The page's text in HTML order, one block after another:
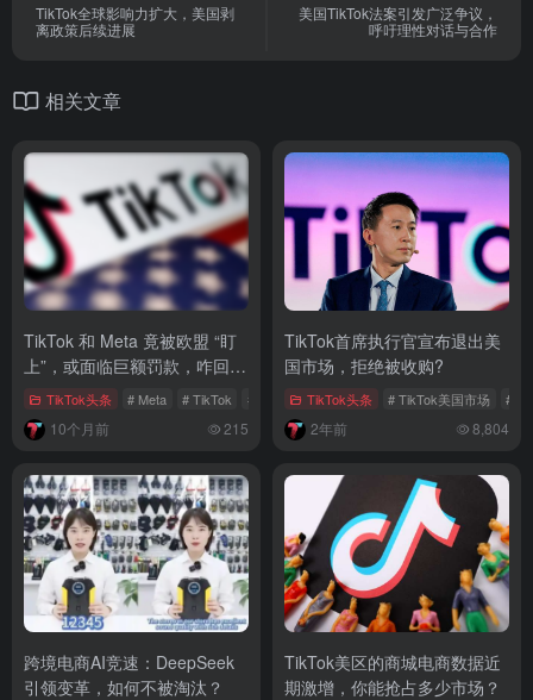
TikTok全球影响力扩大，美国剥
离政策后续进展
美国TikTok法案引发广泛争议，
呼吁理性对话与合作
相关文章
TikTok 和 Meta 竟被欧盟 “盯
上”，或面临巨额罚款，咋回
事？TikTok头条 # Meta # TikTok # 欧盟
10个月前 215
TikTok首席执行官宣布退出美
国市场，拒绝被收购?
TikTok头条 # TikTok美国市场 #
2年前 8,804
跨境电商AI竞速：DeepSeek
引领变革，如何不被淘汰？
TikTok美区的商城电商数据近
期激增，你能抢占多少市场？